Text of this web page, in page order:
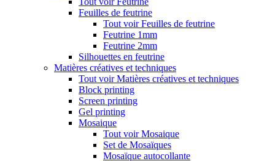
Feuilles de feutrine
Tout voir Feuilles de feutrine
Feutrine 1mm
Feutrine 2mm
Silhouettes en feutrine
Matières créatives et techniques
Tout voir Matières créatives et techniques
Block printing
Screen printing
Gel printing
Mosaique
Tout voir Mosaique
Set de Mosaïques
Mosaïque autocollante